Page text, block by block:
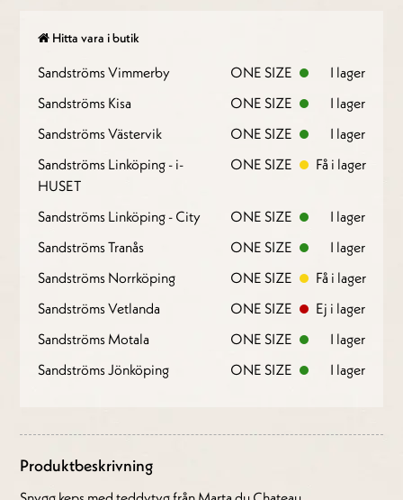
Hitta vara i butik
Sandströms Vimmerby ONE SIZE
I lager
Sandströms Kisa
ONE SIZE
I lager
Sandströms Västervik
ONE SIZE
I lager
Sandströms Linköping - i-
HUSET
ONE SIZE Få i lager
Sandströms Linköping - City ONE SIZE
I lager
Sandströms Tranås
ONE SIZE
I lager
Sandströms Norrköping
ONE SIZE
Få i lager
Sandströms Vetlanda
ONE SIZE
Ej i lager
Sandströms Motala
ONE SIZE
I lager
Sandströms Jönköping
ONE SIZE I lager
Produktbeskrivning